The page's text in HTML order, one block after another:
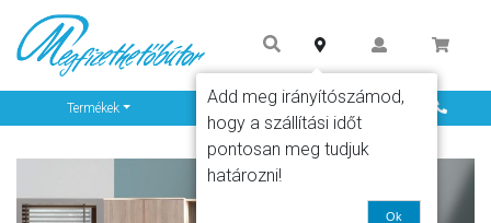
Termékek Info
Add meg irányítószámod,
hogy a szállítási időt
pontosan meg tudjuk
határozni!
Ok